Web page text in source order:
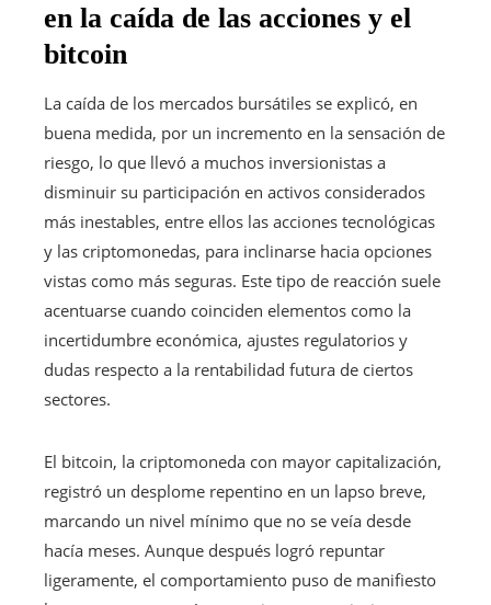
en la caída de las acciones y el
bitcoin
La caída de los mercados bursátiles se explicó, en
buena medida, por un incremento en la sensación de
riesgo, lo que llevó a muchos inversionistas a
disminuir su participación en activos considerados
más inestables, entre ellos las acciones tecnológicas
y las criptomonedas, para inclinarse hacia opciones
vistas como más seguras. Este tipo de reacción suele
acentuarse cuando coinciden elementos como la
incertidumbre económica, ajustes regulatorios y
dudas respecto a la rentabilidad futura de ciertos
sectores.
El bitcoin, la criptomoneda con mayor capitalización,
registró un desplome repentino en un lapso breve,
marcando un nivel mínimo que no se veía desde
hacía meses. Aunque después logró repuntar
ligeramente, el comportamiento puso de manifiesto